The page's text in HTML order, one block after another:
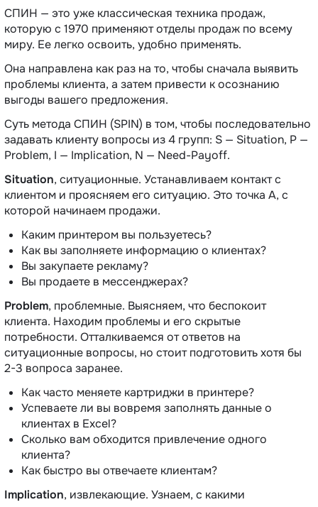
СПИН — это уже классическая техника продаж,
которую с 1970 применяют отделы продаж по всему
миру. Ее легко освоить, удобно применять.
Она направлена как раз на то, чтобы сначала выявить
проблемы клиента, а затем привести к осознанию
выгоды вашего предложения.
Суть метода СПИН (SPIN) в том, чтобы последовательно
задавать клиенту вопросы из 4 групп: S — Situation, P —
Problem, I — Implication, N — Need-Payoff.
Situation, ситуационные. Устанавливаем контакт с
клиентом и проясняем его ситуацию. Это точка А, с
которой начинаем продажи.
Каким принтером вы пользуетесь?
Как вы заполняете информацию о клиентах?
Вы закупаете рекламу?
Вы продаете в мессенджерах?
Problem, проблемные. Выясняем, что беспокоит
клиента. Находим проблемы и его скрытые
потребности. Отталкиваемся от ответов на
ситуационные вопросы, но стоит подготовить хотя бы
2-3 вопроса заранее.
Как часто меняете картриджи в принтере?
Успеваете ли вы вовремя заполнять данные о
клиентах в Excel?
Сколько вам обходится привлечение одного
клиента?
Как быстро вы отвечаете клиентам?
Implication, извлекающие. Узнаем, с какими